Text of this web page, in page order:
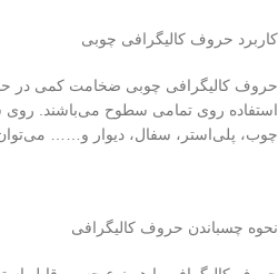
کاربرد حروف کالیگرافی چوبی
استفاده روی تمامی سطوح می‌باشند.
چوب، پلی‌استر، سفال، دیوار و……
نحوه چسباندن حروف کالیگرافی